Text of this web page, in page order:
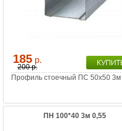
185 р.
200 р.
Профиль стоечный ПС 50х50 3м
ПН 100*40 3м 0,55